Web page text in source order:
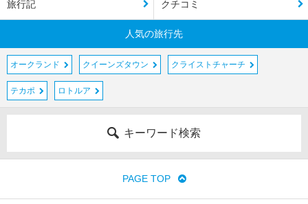
ル
ハ
ン
マ
グ
旅行記 クチコミ
人気の旅行先
オークランド クイーンズタウン クライストチャーチ
テカポ ロトルア
キーワード検索
PAGE TOP